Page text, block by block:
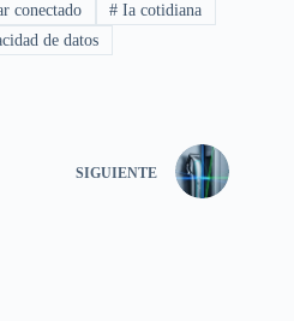
conectado # Ia cotidiana
de datos
SIGUIENTE